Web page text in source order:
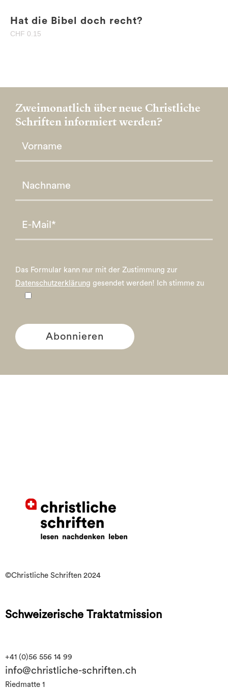
Hat die Bibel doch recht?
CHF 0.15
Zweimonatlich über neue Christliche
Schriften informiert werden?
Das Formular kann nur mit der Zustimmung zur
Datenschutzerklärung gesendet werden! Ich stimme zu
©Christliche Schriften 2024
Schweizerische Traktatmission
+41 (0)56 556 14 99
info@christliche-schriften.ch
Riedmatte 1